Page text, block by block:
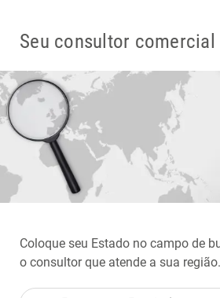
Seu consultor
Coloque seu Estado no campo de
o consultor que atende a sua região.